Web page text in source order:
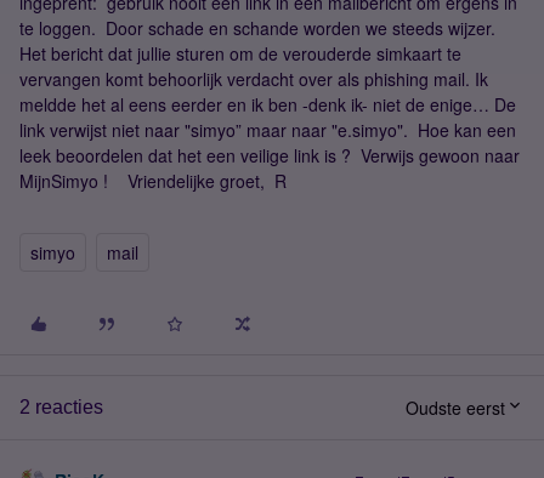
te loggen. Door schade en schande worden we steeds wijzer.
Het bericht dat jullie sturen om de verouderde simkaart te
vervangen komt behoorlijk verdacht over als phishing mail. Ik
meldde het al eens eerder en ik ben -denk ik- niet de enige… De
link verwijst niet naar "simyo” maar naar "e.simyo". Hoe kan een
leek beoordelen dat het een veilige link is ? Verwijs gewoon naar
MijnSimyo ! Vriendelijke groet, R
simyo mail
2 reacties Oudste eerst